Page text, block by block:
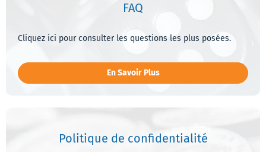
Vérifier
FAQ
Cliquez ici pour consulter les questions les plus posées.
En Savoir Plus
Politique de confidentialité